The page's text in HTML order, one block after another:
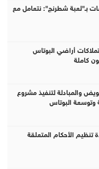
بـ"لعبة شطرنج": نتعامل مع
أراضي البوتاس
كاملة
والمبادلة لتنفيذ مشروع
وتوسعة البوتاس
تنظيم الأحكام المتعلقة